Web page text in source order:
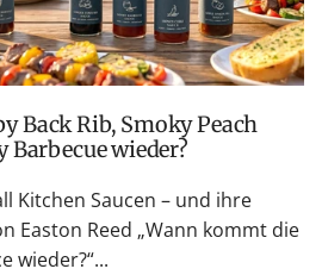
Back Rib, Smoky Peach
wieder?
Kitchen Saucen – und ihre
Easton Reed „Wann kommt die
wieder?“...